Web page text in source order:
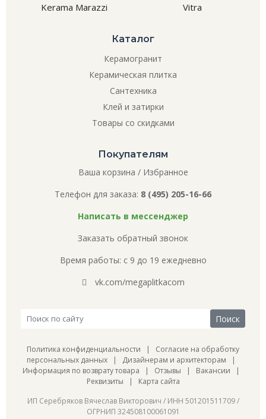
Kerama Marazzi
Vitra
Каталог
Керамогранит
Керамическая плитка
Сантехника
Клей и затирки
Товары со скидками
Покупателям
Ваша корзина / Избранное
Телефон для заказа: 8 (495) 205-16-66
Написать в мессенджер
Заказать обратный звонок
Время работы: с 9 до 19 ежедневно
vk.com/megaplitkacom
Политика конфиденциальности | Согласие на обработку
персональных данных | Дизайнерам и архитекторам |
Информация по возврату товара | Отзывы | Вакансии |
Реквизиты | Карта сайта
ИП Серебряков Вячеслав Викторович / ИНН 501201511709 /
ОГРНИП 324508100061091